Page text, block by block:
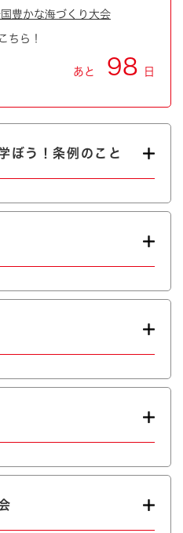
豊かな海づくり大会
ちら！
あと 98 日
ぼう！条例のこと